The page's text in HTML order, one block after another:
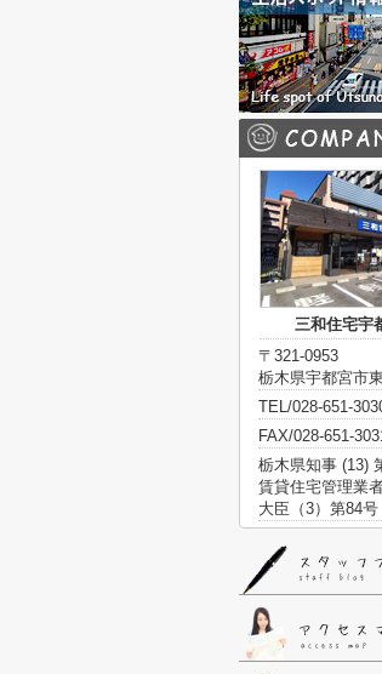
三和住宅宇
〒321-0953
栃木県宇都宮市
TEL/028-651-
FAX/028-651-
栃木県知事 (13)
賃貸住宅管理業
大臣（3）第84号